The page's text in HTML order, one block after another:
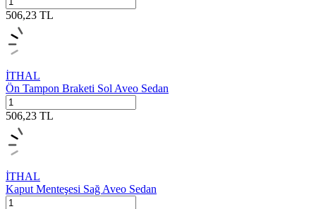
506,23 TL
İTHAL
Ön Tampon Braketi Sol Aveo Sedan
506,23 TL
İTHAL
Kaput Menteşesi Sağ Aveo Sedan